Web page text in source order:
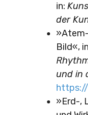
in:
der
Bild«,
und in
»Erd-,